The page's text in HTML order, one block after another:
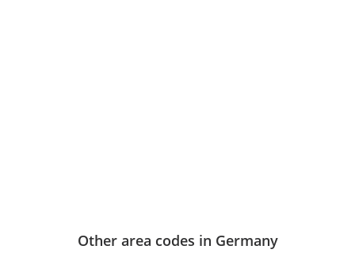
Other area codes in Germany